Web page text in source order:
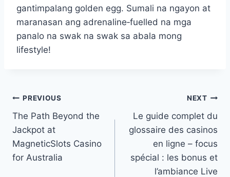
gantimpalang golden egg. Sumali na ngayon at
maranasan ang adrenaline‑fuelled na mga
panalo na swak na swak sa abala mong
lifestyle!
PREVIOUS
The Path Beyond the
Jackpot at
MagneticSlots Casino
for Australia
NEXT
Le guide complet du
glossaire des casinos
en ligne – focus
spécial : les bonus et
l’ambiance Live